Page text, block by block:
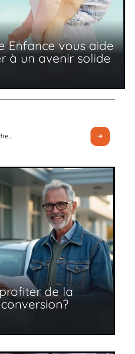
Enfance vous aide
à un avenir solide
de la